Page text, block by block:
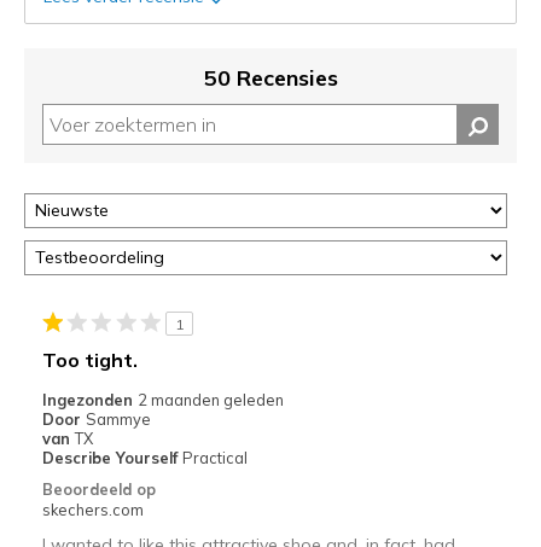
je
deze
page
door
<a
href="javascript:location.href=location.pathname;">hier</a>
de
met
migratiegeschiedenis
van
de
page_id
bezoeken.
50 Recensies
1
Too tight.
Ingezonden 2 maanden geleden
Door Sammye
van TX
Describe Yourself Practical
Beoordeeld op
skechers.com